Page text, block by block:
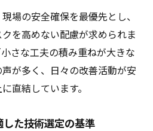
場の安全確保を最優先とし、
を高めない配慮が求められま
さな工夫の積み重ねが大きな
が多く、日々の改善活動が安
直結しています。
た技術選定の基準